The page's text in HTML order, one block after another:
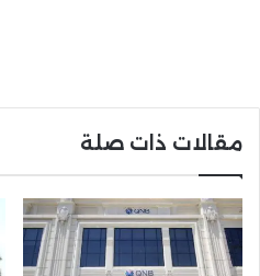
مقالات ذات صلة